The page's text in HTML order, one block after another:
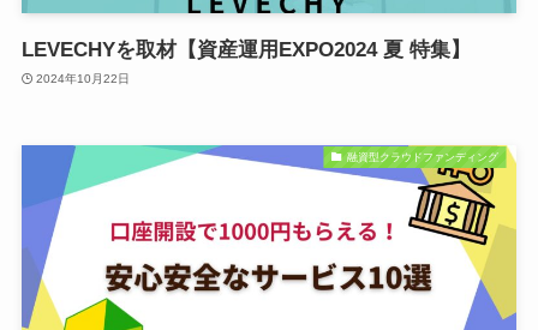
LEVECHYを取材【資産運用EXPO2024 夏 特集】
2024年10月22日
融資型クラウドファンディング